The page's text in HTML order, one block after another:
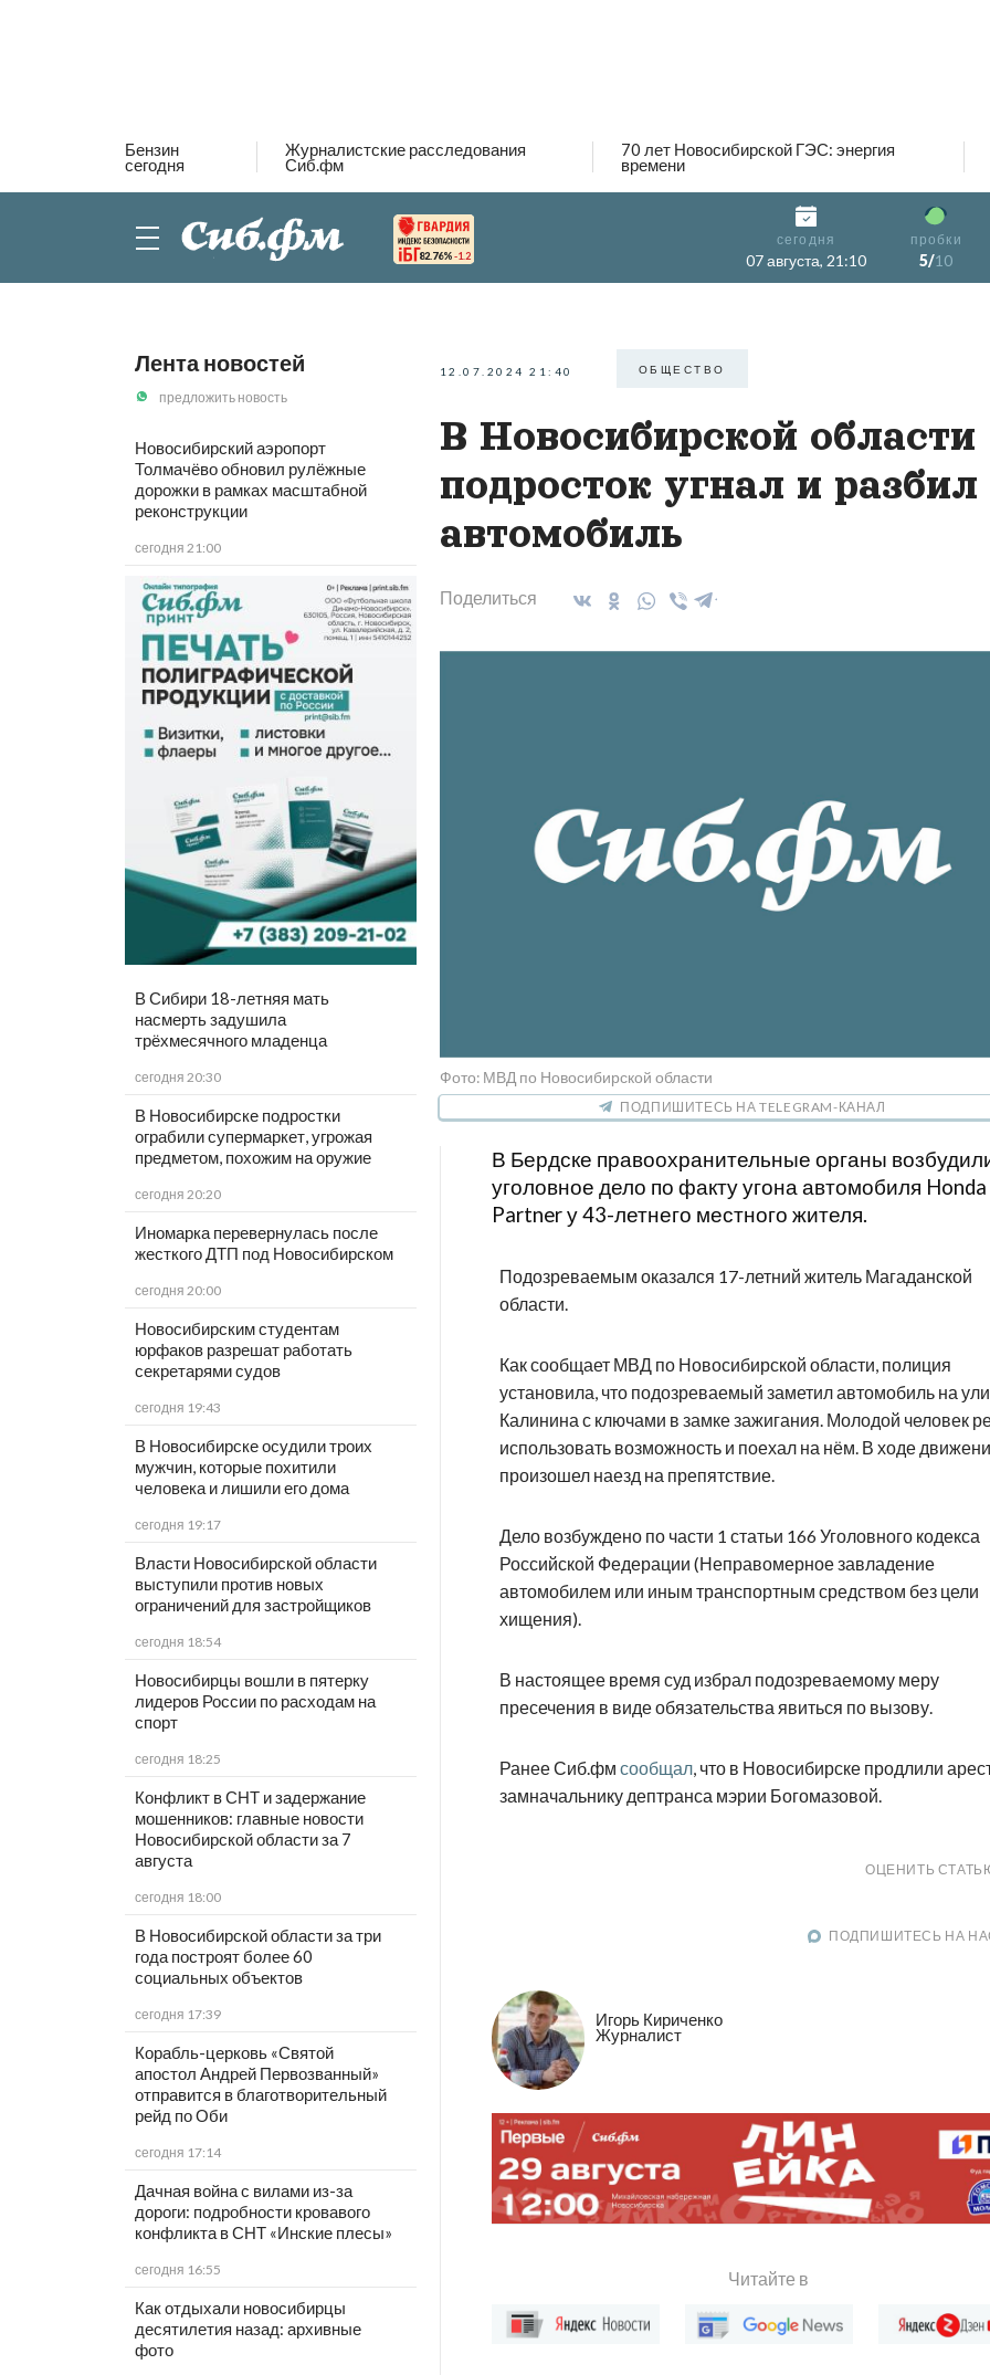
Бензин
сегодня
Журналистские расследования
Сиб.фм
70 лет Новосибирской ГЭС: энергия
времени
82.76% -1.2
сегодня
07 августа, 21:10
пробки
5/10
Лента новостей
предложить новость
Новосибирский аэропорт
Толмачёво обновил рулёжные
дорожки в рамках масштабной
реконструкции
сегодня 21:00
В Сибири 18-летняя мать
насмерть задушила
трёхмесячного младенца
сегодня 20:30
В Новосибирске подростки
ограбили супермаркет, угрожая
предметом, похожим на оружие
сегодня 20:20
Иномарка перевернулась после
жесткого ДТП под Новосибирском
сегодня 20:00
Новосибирским студентам
юрфаков разрешат работать
секретарями судов
сегодня 19:43
В Новосибирске осудили троих
мужчин, которые похитили
человека и лишили его дома
сегодня 19:17
Власти Новосибирской области
выступили против новых
ограничений для застройщиков
сегодня 18:54
Новосибирцы вошли в пятерку
лидеров России по расходам на
спорт
сегодня 18:25
Конфликт в СНТ и задержание
мошенников: главные новости
Новосибирской области за 7
августа
сегодня 18:00
В Новосибирской области за три
года построят более 60
социальных объектов
сегодня 17:39
Корабль-церковь «Святой
апостол Андрей Первозванный»
отправится в благотворительный
рейд по Оби
сегодня 17:14
Дачная война с вилами из-за
дороги: подробности кровавого
конфликта в СНТ «Инские плесы»
сегодня 16:55
Как отдыхали новосибирцы
десятилетия назад: архивные
фото
12.07.2024 21:40 ОБЩЕСТВО
В Новосибирской области
подросток угнал и разбил
автомобиль
Поделиться
Фото: МВД по Новосибирской области
ПОДПИШИТЕСЬ НА TELEGRAM-КАНАЛ
В Бердске правоохранительные органы
уголовное дело по факту угона автомобиля Honda
Partner у 43-летнего местного жителя.
Подозреваемым оказался 17-летний житель Магаданской
области.
Как сообщает МВД по Новосибирской области, полиция
установила, что подозреваемый заметил автомобиль на
Калинина с ключами в замке зажигания. Молодой человек
использовать возможность и поехал на нём. В ходе
произошел наезд на препятствие.
Дело возбуждено по части 1 статьи 166 Уголовного кодекса
Российской Федерации (Неправомерное завладение
автомобилем или иным транспортным средством без цели
хищения).
В настоящее время суд избрал подозреваемому меру
пресечения в виде обязательства явиться по вызову.
Ранее Сиб.фм сообщал, что в Новосибирске продлили
замначальнику дептранса мэрии Богомазовой.
ОЦЕНИТЬ
ПОДПИШИТЕСЬ НА
Игорь Кириченко
Журналист
Читайте в